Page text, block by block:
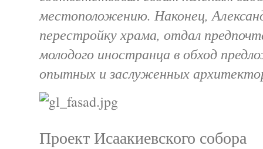
местоположению. Наконец,
перестройку храма, отдал
молодого иностранца в обход
опытных и заслуженных
Проект Исаакиевского собора